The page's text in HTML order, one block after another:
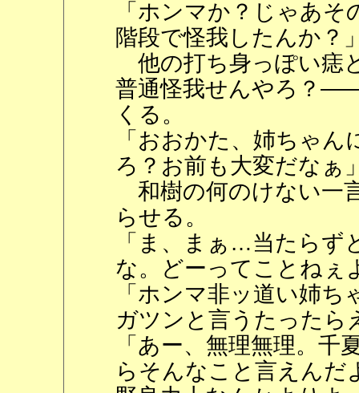
「ホンマか？じゃあ
階段で怪我したんか？
他の打ち身っぽい痣
普通怪我せんやろ？
くる。
「おおかた、姉ちゃ
ろ？お前も大変だなぁ
和樹の何のけない一
らせる。
「ま、まぁ…当たらず
な。どーってことねぇ
「ホンマ非ッ道い姉
ガツンと言うたったら
「あー、無理無理。
らそんなこと言えんだ